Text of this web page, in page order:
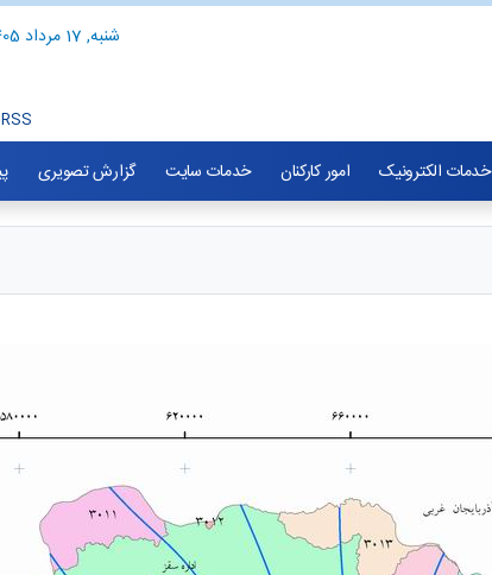
شنبه, 17 مرداد 1405
RSS
خدمات الکترونیک امور کارکنان خدمات سایت گزارش تصویری